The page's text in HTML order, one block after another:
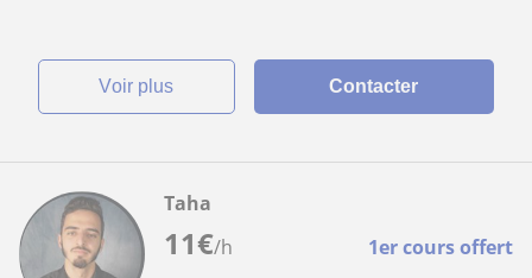
voir plus Contacter
11€/h 1er cours offert
Taha